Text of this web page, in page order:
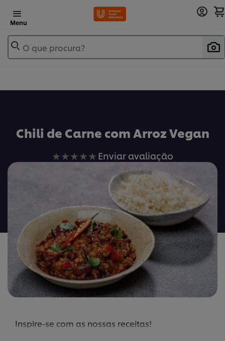
Menu
O que procura?
Chili de Carne com Arroz Vegan
Nenhuma
avaliação
enviada
para
este
recipe
Enviar avaliação
Inspire-se com as nossas receitas!